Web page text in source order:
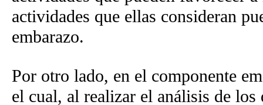
actividades que ellas consideran
embarazo.
Por otro lado, en el componente
el cual, al realizar el análisis de